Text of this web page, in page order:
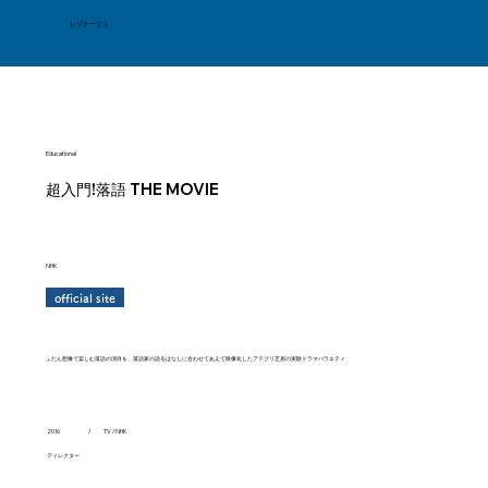
レゾナージュ
ふだん想像で楽しむ落語の演目を、落語家の語るはなしに合わせてあえて映像化したアテブリ芝居の実験ドラマバラエティ
超入門!落語 THE MOVIE
NHK
Educational
ディレクター
official site
2016 / TV / NHK